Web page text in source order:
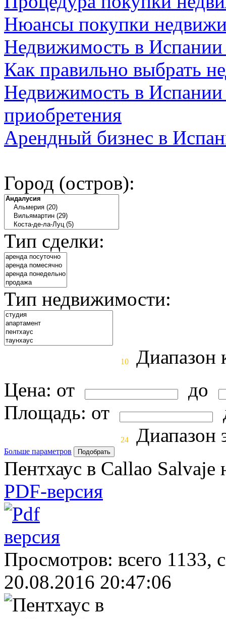
Нюансы покупки
Недвижимость в
Как правильно выбрать
Недвижимость в Испании
приобретения
Арендный бизнес в
Город (остров):
Тип сделки:
Тип недвижимости:
Диапазон
10
Цена: от
до
Площадь: от
Диапазон
24
Больше параметров
Пентхаус в Callao Salvaje
PDF-версия
Просмотров: всего 1133,
20.08.2016 20:47:06